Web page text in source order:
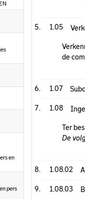
en
pers
1.05
de
1.07
1.08
Ter
De
1.08.02
1.08.03